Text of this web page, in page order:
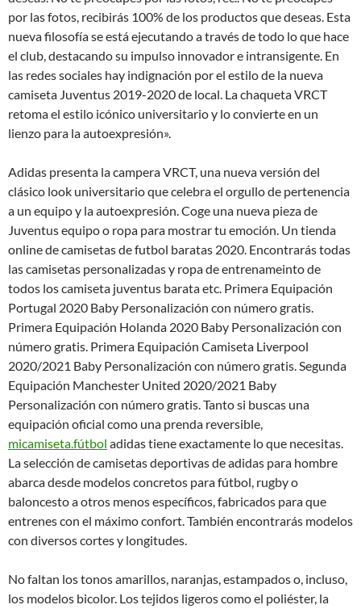
por las fotos, recibirás 100% de los productos que deseas. Esta
nueva filosofía se está ejecutando a través de todo lo que hace
el club, destacando su impulso innovador e intransigente. En
las redes sociales hay indignación por el estilo de la nueva
camiseta Juventus 2019-2020 de local. La chaqueta VRCT
retoma el estilo icónico universitario y lo convierte en un
lienzo para la autoexpresión».
Adidas presenta la campera VRCT, una nueva versión del
clásico look universitario que celebra el orgullo de pertenencia
a un equipo y la autoexpresión. Coge una nueva pieza de
Juventus equipo o ropa para mostrar tu emoción. Un tienda
online de camisetas de futbol baratas 2020. Encontrarás todas
las camisetas personalizadas y ropa de entrenameinto de
todos los camiseta juventus barata etc. Primera Equipación
Portugal 2020 Baby Personalización con número gratis.
Primera Equipación Holanda 2020 Baby Personalización con
número gratis. Primera Equipación Camiseta Liverpool
2020/2021 Baby Personalización con número gratis. Segunda
Equipación Manchester United 2020/2021 Baby
Personalización con número gratis. Tanto si buscas una
equipación oficial como una prenda reversible,
micamiseta.fútbol adidas tiene exactamente lo que necesitas.
La selección de camisetas deportivas de adidas para hombre
abarca desde modelos concretos para fútbol, rugby o
baloncesto a otros menos específicos, fabricados para que
entrenes con el máximo confort. También encontrarás modelos
con diversos cortes y longitudes.
No faltan los tonos amarillos, naranjas, estampados o, incluso,
los modelos bicolor. Los tejidos ligeros como el poliéster, la